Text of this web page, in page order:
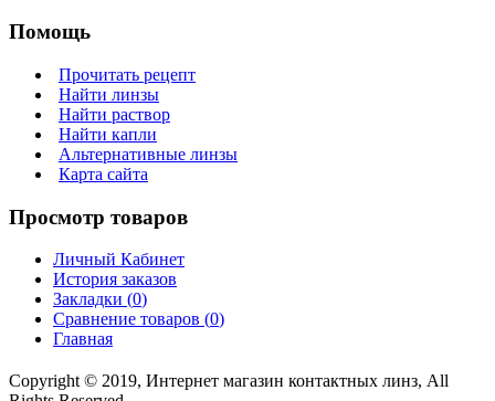
Помощь
Прочитать рецепт
Найти линзы
Найти раствор
Найти капли
Альтернативные линзы
Карта сайта
Просмотр товаров
Личный Кабинет
История заказов
Закладки (0)
Сравнение товаров (0)
Главная
Copyright © 2019, Интернет магазин контактных линз, All